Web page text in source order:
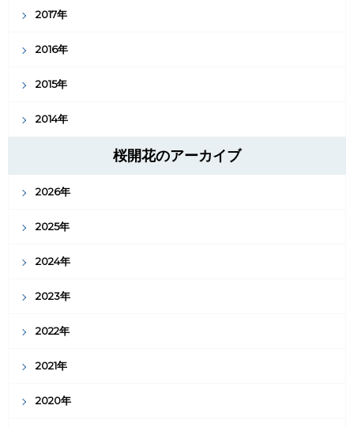
2017年
2016年
2015年
2014年
桜開花のアーカイブ
2026年
2025年
2024年
2023年
2022年
2021年
2020年